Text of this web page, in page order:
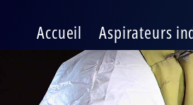
Accueil Aspirateurs